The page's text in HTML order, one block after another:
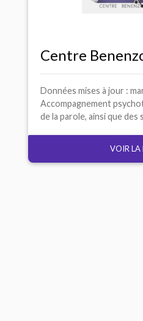
Centre
Données mises à jour :
Accompagnement
de la parole, ainsi que des
VOIR LA